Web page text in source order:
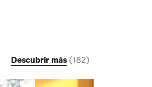
Descubrir más (182)